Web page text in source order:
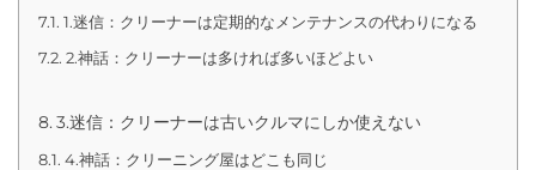
1.迷信：クリーナーは定期的なメンテナンスの代わりになる
2.神話：クリーナーは多ければ多いほどよい
3.迷信：クリーナーは古いクルマにしか使えない
4.神話：クリーニング屋はどこも同じ